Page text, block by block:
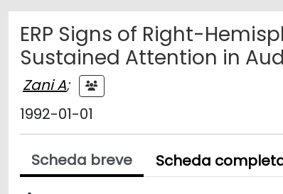
ERP Signs of Right-
Sustained Attention in
Zani A;
1992-01-01
Scheda breve Scheda